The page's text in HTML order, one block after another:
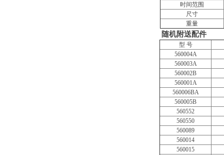
时间范围
尺寸
重量
随机附送配件
型 号
560004A
560003A
560002B
560001A
560006BA
560005B
560552
560550
560089
560014
560015